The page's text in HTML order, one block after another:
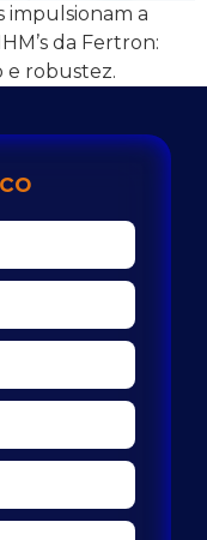
impulsionam a
da Fertron:
e robustez.